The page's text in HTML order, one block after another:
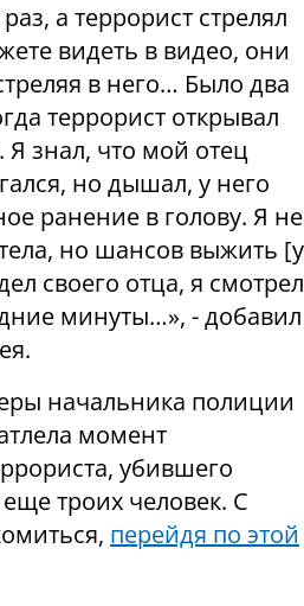
а террорист стрелял
видеть в видео, они
в него… Было два
террорист открывал
Я знал, что мой отец
но дышал, у него
ранение в голову. Я не
но шансов выжить [у
своего отца, я смотрел
минуты…», - добавил
начальника полиции
момент
убившего
троих человек. С
перейдя по этой